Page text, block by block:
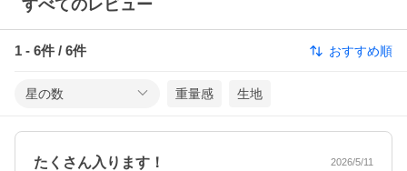
すべてのレビュー
1 - 6件 / 6件 おすすめ順
星の数 重量感 生地
たくさん入ります！ 2026/5/11